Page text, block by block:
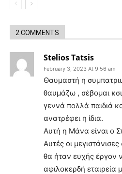
2 COMMENTS
Stelios Tatsis
February 3, 2023 At 9:56 am
Θαυμαστή η
θαυμάζω , σέβομαι
γεννά πολλά παιδιά
ανατρέφει η ίδια.
Αυτή η Μάνα είναι ο
Αυτές οι
θα ήταν ευχής έργον
αφιλοκερδή εταιρεία